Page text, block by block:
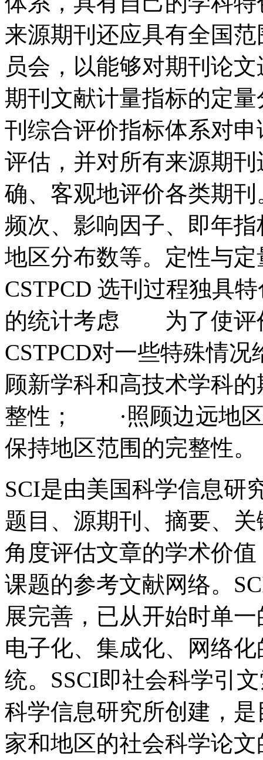
来源期刊还应具有全国
员会，以能够对期刊
期刊文献计量指标的定
刊综合评价指标体系对
评估，并对所有来源期
确、客观地评价各类期
频次、影响因子、即年
地区分布数等。定性与
CSTPCD 选刊过程独
的统计考虑 为了使评
CSTPCD对一些特殊情
顾新学科和高技术学科
整性； ·照顾边远地区
保持地区范围的完整性。
SCI是由美国科学信息研
题目、源期刊、摘要、
角度评估文章的学术价
课题的参考文献网络。
展完善，已从开始时单
电子化、集成化、网络
统。SSCI即社会科学引
科学信息研究所创建，
家和地区的社会科学论